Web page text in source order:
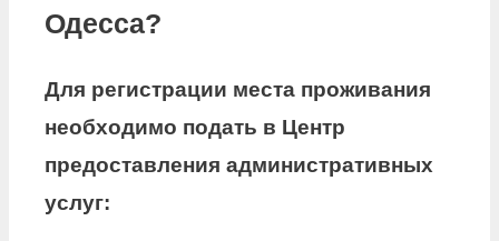
Одесса?
Для регистрации места проживания
необходимо подать в Центр
предоставления административных
услуг: